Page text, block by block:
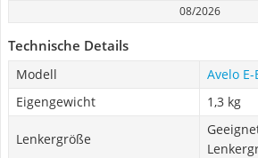
08/2026
Technische Details
Modell
Avelo
Eigengewicht
1,3 kg
Lenkergröße